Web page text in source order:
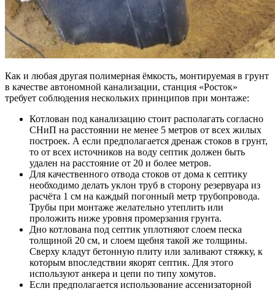
Как и любая другая полимерная ёмкость, монтируемая в грунт
в качестве автономной канализации, станция «Росток»
требует соблюдения нескольких принципов при монтаже:
Котлован под канализацию стоит располагать согласно
СНиП на расстоянии не менее 5 метров от всех жилых
построек. А если предполагается дренаж стоков в грунт,
то от всех источников на воду септик должен быть
удален на расстояние от 20 и более метров.
Для качественного отвода стоков от дома к септику
необходимо делать уклон труб в сторону резервуара из
расчёта 1 см на каждый погонный метр трубопровода.
Трубы при монтаже желательно утеплить или
проложить ниже уровня промерзания грунта.
Дно котлована под септик уплотняют слоем песка
толщиной 20 см, и слоем щебня такой же толщины.
Сверху кладут бетонную плиту или заливают стяжку, к
которым впоследствии якорят септик. Для этого
используют анкера и цепи по типу хомутов.
Если предполагается использование ассенизаторной